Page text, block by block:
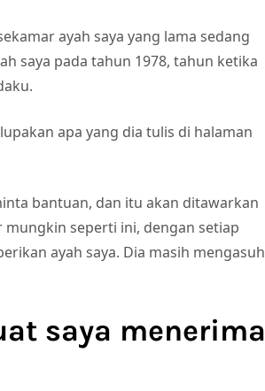
ayah saya yang lama sedang
saya pada tahun 1978, tahun ketika
apa yang dia tulis di halaman
bantuan, dan itu akan ditawarkan
mungkin seperti ini, dengan setiap
ayah saya. Dia masih mengasuh
saya menerima